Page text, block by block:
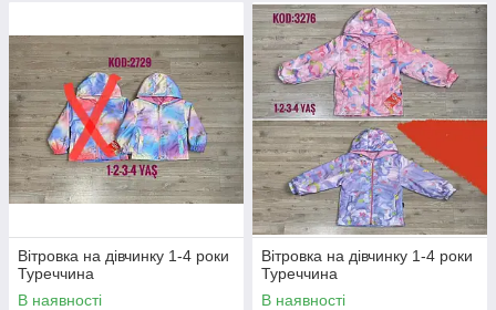
Вітровка на дівчинку 1-4 роки
Туреччина
В наявності
Вітровка на дівчинку 1-4 роки
Туреччина
В наявності